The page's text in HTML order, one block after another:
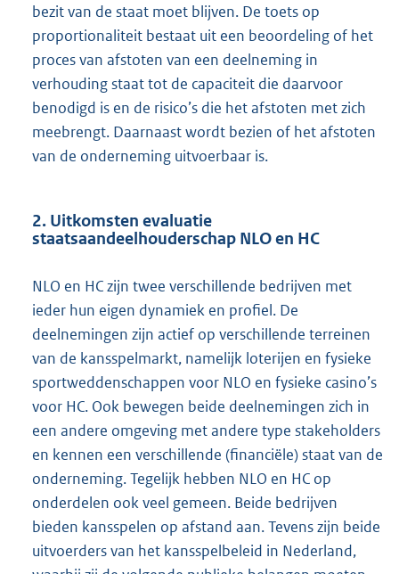
bezit van de staat moet blijven. De toets op
proportionaliteit bestaat uit een beoordeling of het
proces van afstoten van een deelneming in
verhouding staat tot de capaciteit die daarvoor
benodigd is en de risico’s die het afstoten met zich
meebrengt. Daarnaast wordt bezien of het afstoten
van de onderneming uitvoerbaar is.
2. Uitkomsten evaluatie
staatsaandeelhouderschap NLO en HC
NLO en HC zijn twee verschillende bedrijven met
ieder hun eigen dynamiek en profiel. De
deelnemingen zijn actief op verschillende terreinen
van de kansspelmarkt, namelijk loterijen en fysieke
sportweddenschappen voor NLO en fysieke casino’s
voor HC. Ook bewegen beide deelnemingen zich in
een andere omgeving met andere type stakeholders
en kennen een verschillende (financiële) staat van de
onderneming. Tegelijk hebben NLO en HC op
onderdelen ook veel gemeen. Beide bedrijven
bieden kansspelen op afstand aan. Tevens zijn beide
uitvoerders van het kansspelbeleid in Nederland,